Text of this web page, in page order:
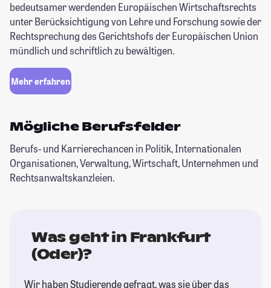
bedeutsamer werdenden Europäischen Wirtschaftsrechts
unter Berücksichtigung von Lehre und Forschung sowie der
Rechtsprechung des Gerichtshofs der Europäischen Union
mündlich und schriftlich zu bewältigen.
Mehr erfahren
Mögliche Berufsfelder
Berufs- und Karrierechancen in Politik, Internationalen
Organisationen, Verwaltung, Wirtschaft, Unternehmen und
Rechtsanwaltskanzleien.
Was geht in Frankfurt
(Oder)?
Wir haben Studierende gefragt, was sie über das